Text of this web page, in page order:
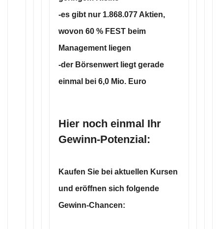
-es gibt nur 1.868.077 Aktien,
wovon 60 % FEST beim
Management liegen
-der Börsenwert liegt gerade
einmal bei 6,0 Mio. Euro
Hier noch einmal Ihr
Gewinn-Potenzial:
Kaufen Sie bei aktuellen Kursen
und eröffnen sich folgende
Gewinn-Chancen: